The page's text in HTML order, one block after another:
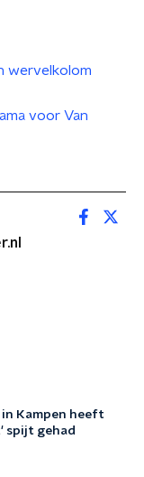
wervelkolom
voor Van
in Kampen heeft
spijt gehad